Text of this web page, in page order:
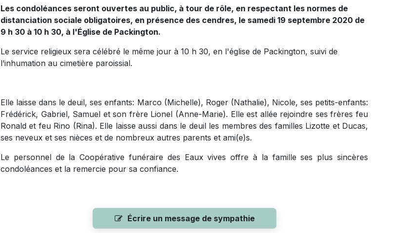
Les condoléances seront ouvertes au public, à tour de rôle, en respectant les normes de
distanciation sociale obligatoires, en présence des cendres, le samedi 19 septembre 2020 de
9 h 30 à 10 h 30, à l'Église de Packington.
Le service religieux sera célébré le même jour à 10 h 30, en l'église de Packington, suivi de
l’inhumation au cimetière paroissial.
Elle laisse dans le deuil, ses enfants: Marco (Michelle), Roger (Nathalie), Nicole, ses petits-enfants:
Frédérick, Gabriel, Samuel et son frère Lionel (Anne-Marie). Elle est allée rejoindre ses frères feu
Ronald et feu Rino (Rina). Elle laisse aussi dans le deuil les membres des familles Lizotte et Ducas,
ses neveux et ses nièces et de nombreux autres parents et ami(e)s.
Le personnel de la Coopérative funéraire des Eaux vives offre à la famille ses plus sincères
condoléances et la remercie pour sa confiance.
Écrire un message de sympathie